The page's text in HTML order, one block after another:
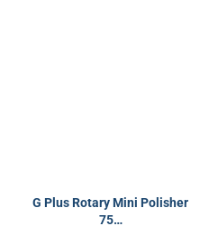
G Plus Rotary Mini Polisher
75…